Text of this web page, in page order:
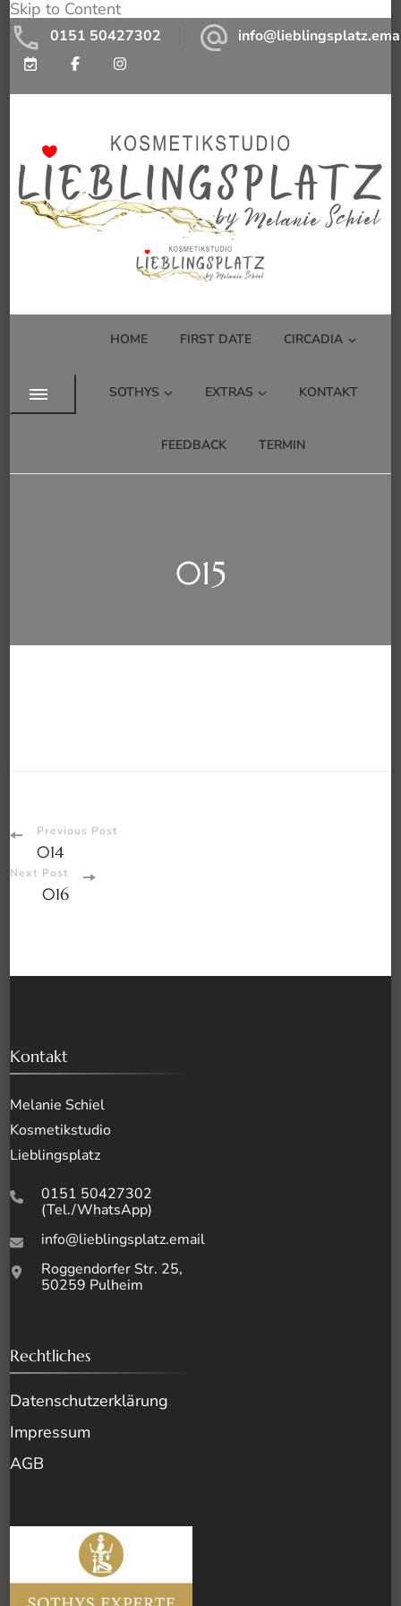
Skip to Content
0151 50427302
Kosmetikstudio Lieblingsplatz by
Melanie Schiel
Kosmetikstudio mit Wohlfühlfaktor
HOME FIRST DATE CIRCADIA
SOTHYS EXTRAS KONTAKT
FEEDBACK TERMIN
015
Post
Navigation
Previous Post
014
Next Post
016
Kontakt
Melanie Schiel
Kosmetikstudio
Lieblingsplatz
0151 50427302
(Tel./WhatsApp)
info@lieblingsplatz.email
Roggendorfer Str. 25,
50259 Pulheim
Rechtliches
Datenschutz­erklärung
Impressum
AGB